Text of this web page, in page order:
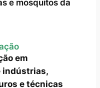
e mosquitos da
em
indústrias,
e técnicas